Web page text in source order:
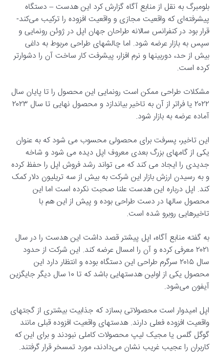
بلومبرگ به نقل از منابع آگاه گزارش کرد این هدست – دستگاه
پیشرفته‌ای که واقعیت مجازی و واقعیت افزوده را ترکیب می‌کند-
قرار بود در کنفرانس سالانه طراحان جهان اپل در ژوئن رونمایی و
سپس به بازار عرضه شود. اما چالشهای طراحی مربوط به داغی
بیش از حد، دوربینها و نرم افزار، پیشرفت کار ساخت آن را دشوارتر
کرده است.
مشکلات طراحی ممکن است رونمایی این محصول را تا پایان سال
۲۰۲۲ یا فراتر از آن به تاخیر بیاندازد و محصول نهایی تا سال ۲۰۲۳
آماده عرضه به بازار شود.
این تاخیر، پسرفت برای محصولی محسوب می شود که به عنوان
یکی از گامهای بزرگ بعدی معروف اپل دیده می شود و شاخه
جدیدی را ایجاد می کند که می تواند رشد فروش اپل را حفظ کرده
و به رسیدن ارزش بازار این شرکت به بیش از سه تریلیون دلار کمک
کند. اپل درباره این هدست علنا صحبت نکرده است اما این
محصول سالها در دست طراحی بوده و پیش از این هم با
تاخیرهایی روبرو شده است.
به گفته منابع آگاه، اپل پیشتر قصد داشت این هدست را در سال
۲۰۲۱ معرفی کرده و آن را امسال عرضه کند. این شرکت از حدود
سال ۲۰۱۵ سرگرم طراحی این دستگاه بوده و انتظار دارد این
محصول یکی از اولین هدستهایی باشد که تا ۱۰ سال دیگر جایگزین
آیفون می‌شود.
اپل امیدوار است محصولاتی بسازد که جذابیت بیشتری از گجتهای
واقعیت افزوده فعلی دارند. هدستهای واقعیت افزوده قبلی مانند
گوگل گلس یا مجیک لیپ محصولات کاملی نبودند و برای این که
کاربران را عجیب غریب نشان می‌دادند، مورد تمسخر قرار گرفتند.